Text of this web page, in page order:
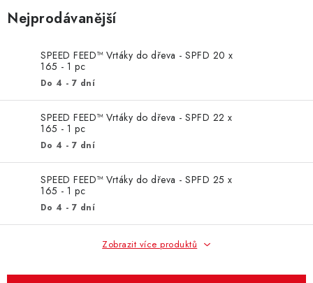
PRODEJNY
ZNAČKY
KONTAKTY
OCHRANA OSOBNÍCH ÚDAJŮ
JAK NAKUPOVAT
ODSTOUPENÍ OD SMLOUVY
DOPRAVA A PLATBA
EXPEDICE ZBOŽÍ
REKLAMACE ZAKOUPENÉHO ZBOŽÍ
Nejprodávanější
SPEED FEED™ Vrtáky do dřeva - SPFD 20 x
165 - 1 pc
Do 4 - 7 dní
SPEED FEED™ Vrtáky do dřeva - SPFD 22 x
165 - 1 pc
Do 4 - 7 dní
SPEED FEED™ Vrtáky do dřeva - SPFD 25 x
165 - 1 pc
Do 4 - 7 dní
Zobrazit více produktů